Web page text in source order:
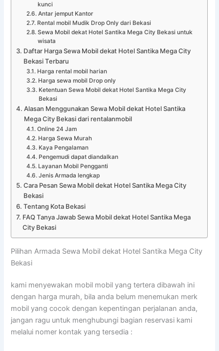
kunci
Antar jemput Kantor
Rental mobil Mudik Drop Only dari Bekasi
Sewa Mobil dekat Hotel Santika Mega City Bekasi untuk
wisata
Daftar Harga Sewa Mobil dekat Hotel Santika Mega City
Bekasi Terbaru
Harga rental mobil harian
Harga sewa mobil Drop only
Ketentuan Sewa Mobil dekat Hotel Santika Mega City
Bekasi
Alasan Menggunakan Sewa Mobil dekat Hotel Santika
Mega City Bekasi dari rentalanmobil
Online 24 Jam
Harga Sewa Murah
Kaya Pengalaman
Pengemudi dapat diandalkan
Layanan Mobil Pengganti
Jenis Armada lengkap
Cara Pesan Sewa Mobil dekat Hotel Santika Mega City
Bekasi
Tentang Kota Bekasi
FAQ Tanya Jawab Sewa Mobil dekat Hotel Santika Mega
City Bekasi
Pilihan Armada Sewa Mobil dekat Hotel Santika Mega City
Bekasi
kami menyewakan mobil mobil yang tertera dibawah ini
dengan harga murah, bila anda belum menemukan merk
mobil yang cocok dengan kepentingan perjalanan anda,
jangan ragu untuk menghubungi bagian reservasi kami
melalui nomer kontak yang tersedia :